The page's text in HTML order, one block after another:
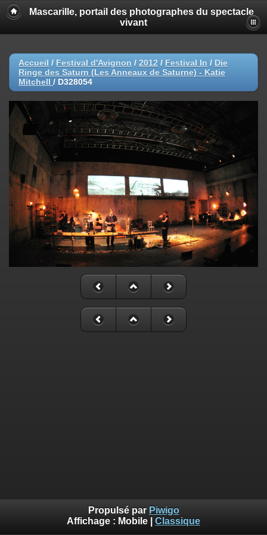
Mascarille, portail des photographes du spectacle
vivant
Accueil / Festival d'Avignon / 2012 / Festival In / Die
Ringe des Saturn (Les Anneaux de Saturne) - Katie
Mitchell / D328054
Propulsé par Piwigo
Affichage : Mobile Classique